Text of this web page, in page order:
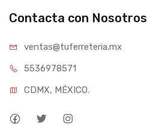
Contacta con Nosotros
ventas@tuferreteria.mx
5536978571
CDMX, MÉXICO.